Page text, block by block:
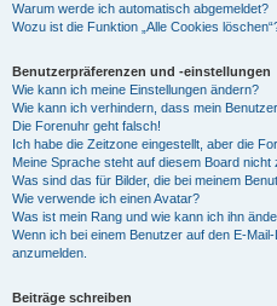
Warum werde ich automatisch abgemeldet?
Wozu ist die Funktion „Alle Cookies
Benutzerpräferenzen und -einstellungen
Wie kann ich meine Einstellungen ändern?
Wie kann ich verhindern, dass mein
Die Forenuhr geht falsch!
Ich habe die Zeitzone eingestellt, aber die
Meine Sprache steht auf diesem Board nicht
Was sind das für Bilder, die bei meinem
Wie verwende ich einen Avatar?
Was ist mein Rang und wie kann ich ihn
Wenn ich bei einem Benutzer auf den E-
anzumelden.
Beiträge schreiben